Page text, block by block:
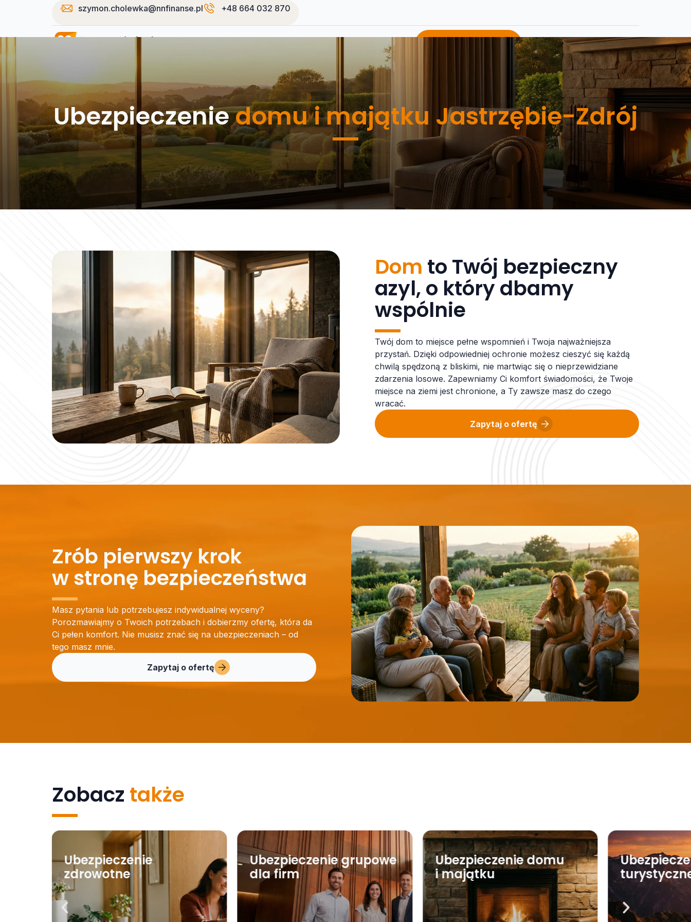
szymon.cholewka@nnfinanse.pl +48 664 032 870
Kontakt
Ubezpieczeniedomu i majątku Jastrzębie-Zdrój
Dom to Twój bezpieczny
azyl, o który dbamy
wspólnie
Twój dom to miejsce pełne wspomnień i Twoja najważniejsza
przystań. Dzięki odpowiedniej ochronie możesz cieszyć się każdą
chwilą spędzoną z bliskimi, nie martwiąc się o nieprzewidziane
zdarzenia losowe. Zapewniamy Ci komfort świadomości, że Twoje
miejsce na ziemi jest chronione, a Ty zawsze masz do czego
wracać.
Zapytaj o ofertę
Zrób pierwszy krok
w stronę bezpieczeństwa
Masz pytania lub potrzebujesz indywidualnej wyceny?
Porozmawiajmy o Twoich potrzebach i dobierzmy ofertę, która da
Ci pełen komfort. Nie musisz znać się na ubezpieczeniach – od
tego masz mnie.
Zapytaj o ofertę
Zobacz także
Ubezpieczenie
zdrowotne
Ubezpieczenie grupowe
dla firm
Ubezpieczenie domu
i majątku